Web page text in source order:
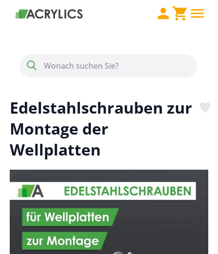
Menü
Edelstahlschrauben zur
Montage der
Wellplatten